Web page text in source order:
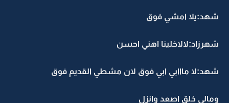
شهد:يلا امشي فوق
شهرزاد:لالاخلينا اهني احسن
شهد:لا مااابي ابي فوق لان مشطي القديم فوق
ومالي خلق اصعد وانزل